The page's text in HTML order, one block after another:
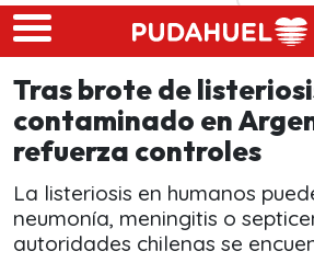
Skip to main content
Tras brote de
contaminado en
refuerza controles
La listeriosis en humanos
neumonía, meningitis o
autoridades chilenas se